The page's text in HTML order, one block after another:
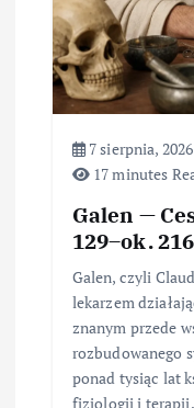
s
u
7 sierpnia, 2026
17 minutes
Galen —
129–ok. 216
Galen, czyli
lekarzem
znanym przede
rozbudowanego
ponad tysiąc lat
fizjologii i